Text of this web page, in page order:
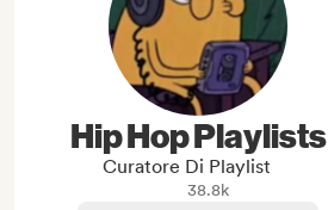
Hip Hop Playlists
Curatore Di Playlist
38.8k